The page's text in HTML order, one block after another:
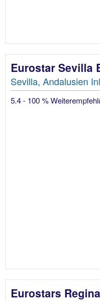
Eurostar Sevilla
Sevilla, Andalusien
5.4 - 100 %
Eurostars Regina